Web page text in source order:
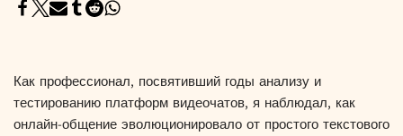
Как профессионал, посвятивший годы анализу и
тестированию платформ видеочатов, я наблюдал, как
онлайн-общение эволюционировало от простого текстового